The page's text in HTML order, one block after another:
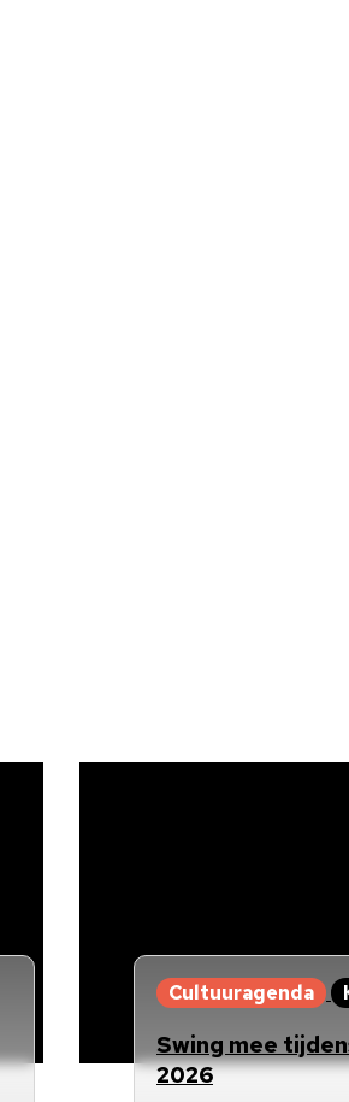
Cultuuragenda
Swing mee
2026